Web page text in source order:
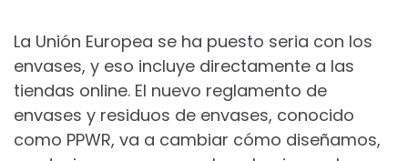
La Unión Europea se ha puesto seria con los
envases, y eso incluye directamente a las
tiendas online. El nuevo reglamento de
envases y residuos de envases, conocido
como PPWR, va a cambiar cómo diseñamos,